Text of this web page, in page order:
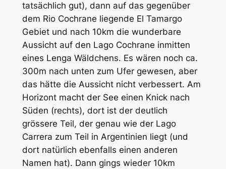
tatsächlich gut), dann auf das gegenüber
dem Rio Cochrane liegende El Tamargo
Gebiet und nach 10km die wunderbare
Aussicht auf den Lago Cochrane inmitten
eines Lenga Wäldchens. Es wären noch ca.
300m nach unten zum Ufer gewesen, aber
das hätte die Aussicht nicht verbessert. Am
Horizont macht der See einen Knick nach
Süden (rechts), dort ist der deutlich
grössere Teil, der genau wie der Lago
Carrera zum Teil in Argentinien liegt (und
dort natürlich ebenfalls einen anderen
Namen hat). Dann gings wieder 10km